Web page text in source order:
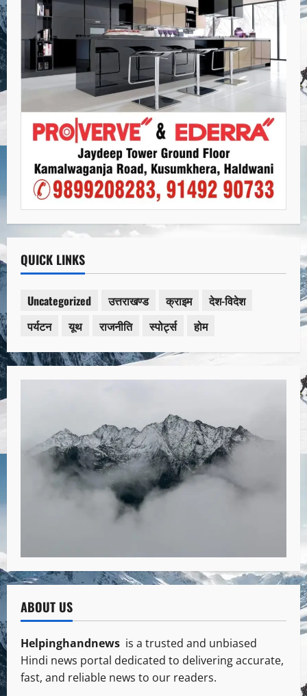
QUICK LINKS
Uncategorized उत्तराखण्ड क्राइम
देश-विदेश
पर्यटन
यूथ राजनीति स्पोर्ट्स होम
ABOUT US
Helpinghandnews is a trusted and unbiased
Hindi news portal dedicated to delivering accurate,
fast, and reliable news to our readers.